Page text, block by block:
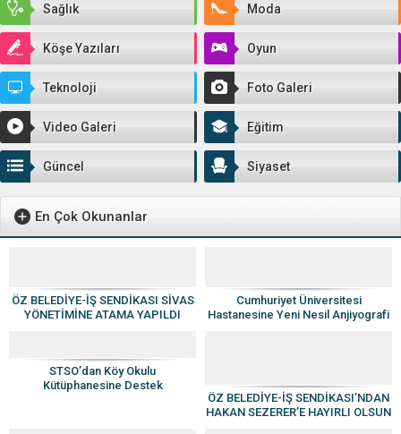
Sağlık Moda
Köşe Yazıları Oyun
Teknoloji Foto Galeri
Video Galeri Eğitim
Güncel Siyaset
En Çok Okunanlar
ÖZ BELEDİYE-İŞ SENDİKASI SİVAS
YÖNETİMİNE ATAMA YAPILDI
Cumhuriyet Üniversitesi
Hastanesine Yeni Nesil Anjiyografi
STSO’dan Köy Okulu
Kütüphanesine Destek
ÖZ BELEDİYE-İŞ SENDİKASI’NDAN
HAKAN SEZERER’E HAYIRLI OLSUN